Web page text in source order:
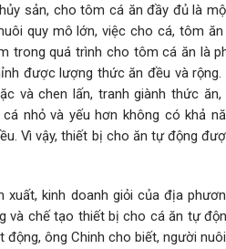
sản, cho tôm cá ăn đầy đủ là
quy mô lớn, việc cho cá, tôm
trong quá trình cho tôm cá ăn là
được lượng thức ăn đều và
và chen lấn, tranh giành thức
nhỏ và yếu hơn không có khả
Vì vậy, thiết bị cho ăn tự động
xuất, kinh doanh giỏi của địa
và chế tạo thiết bị cho cá ăn tự
động, ông Chinh cho biết, người